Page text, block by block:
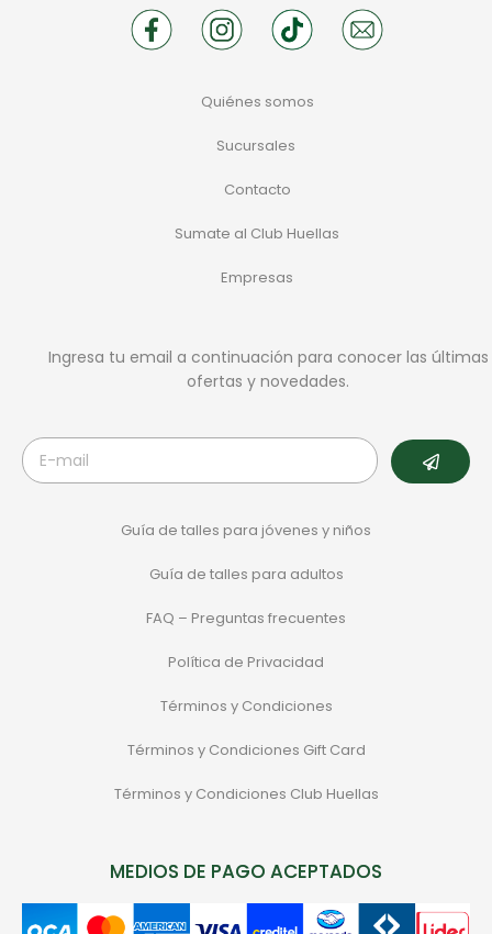
Quiénes somos
Sucursales
Contacto
Sumate al Club Huellas
Empresas
Ingresa tu email a continuación para conocer las últimas
ofertas y novedades.
Guía de talles para jóvenes y niños
Guía de talles para adultos
FAQ – Preguntas frecuentes
Política de Privacidad
Términos y Condiciones
Términos y Condiciones Gift Card
Términos y Condiciones Club Huellas
MEDIOS DE PAGO ACEPTADOS